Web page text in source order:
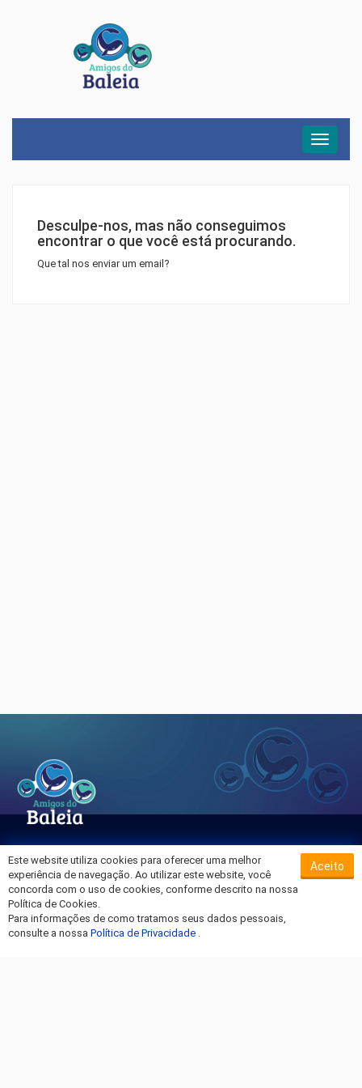
Menu
Desculpe-nos, mas não conseguimos
encontrar o que você está procurando.
Que tal nos enviar um email?
Sobre o Hospital da Baleia
Termos de Uso
Política de Privacidade
Entre em Contato
Este website utiliza cookies para oferecer uma melhor
experiência de navegação. Ao utilizar este website, você
concorda com o uso de cookies, conforme descrito na nossa
Política de Cookies.
Para informações de como tratamos seus dados pessoais,
consulte a nossa Política de Privacidade .
Aceito